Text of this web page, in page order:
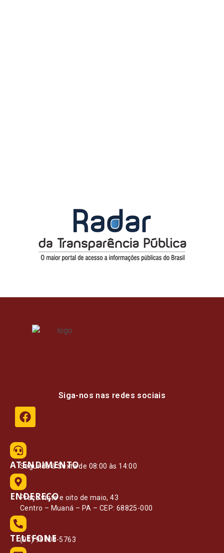
Siga-nos nas redes sociais
ATENDIMENTO
Segunda à Sexta de 08:00 às 14:00
ENDEREÇO
Praça vinte e oito de maio, 43
Centro – Muaná – PA – CEP: 68825-000
TELEFONE
(91) 99108-5763